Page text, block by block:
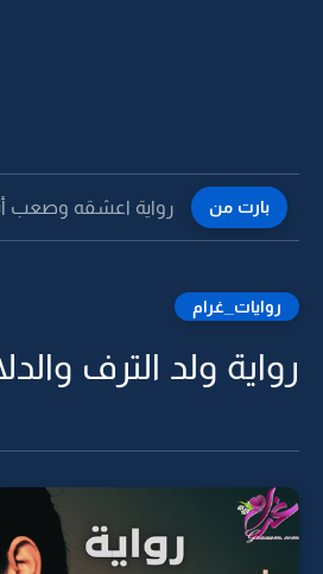
بارت من
روايات_غرام
رواية ولد الترف